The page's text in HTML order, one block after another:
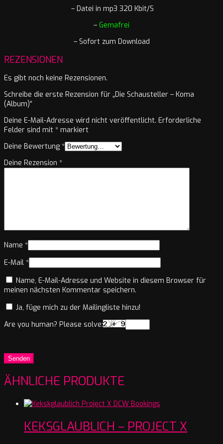
– Datei in mp3 320 Kbit/S
– Gemafrei
– Sofort zum Download
REZENSIONEN
Es gibt noch keine Rezensionen.
Schreibe die erste Rezension für „Die Schausteller – Koma
(Album)“
Deine E-Mail-Adresse wird nicht veröffentlicht. Erforderliche
Felder sind mit * markiert
Deine Bewertung *
Deine Rezension *
Name *
E-Mail *
Name, E-Mail-Adresse und Website in diesem Browser für
meinen nächsten Kommentar speichern.
Ja, füge mich zu der Mailingliste hinzu!
Are you human? Please solve:
ÄHNLICHE PRODUKTE
KEKSGLAUBLICH – PROJECT X